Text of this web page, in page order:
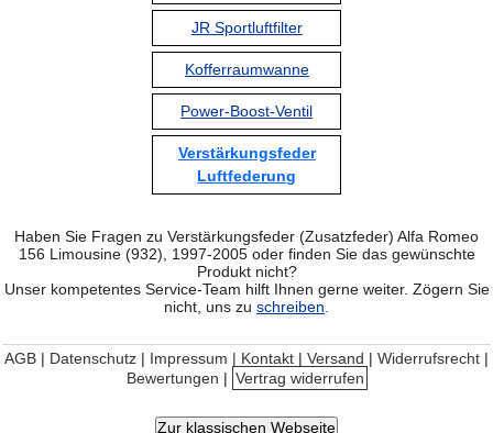
JR Sportluftfilter
Kofferraumwanne
Power-Boost-Ventil
Verstärkungsfeder
Luftfederung
Haben Sie Fragen zu Verstärkungsfeder (Zusatzfeder) Alfa Romeo
156 Limousine (932), 1997-2005 oder finden Sie das gewünschte
Produkt nicht?
Unser kompetentes Service-Team hilft Ihnen gerne weiter. Zögern Sie
nicht, uns zu schreiben
AGB | Datenschutz | Impressum | Kontakt | Versand | Widerrufsrecht |
Bewertungen | Vertrag widerrufen